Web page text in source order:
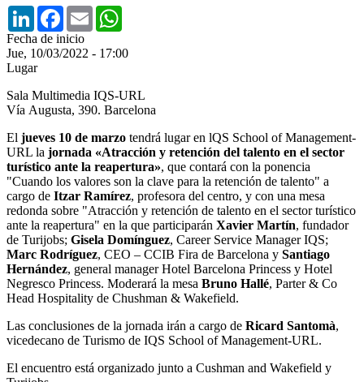
LinkedInFacebook
Email
Fecha de inicio
Jue, 10/03/2022 - 17:00
Lugar
Sala Multimedia IQS-URL
Vía Augusta, 390. Barcelona
El jueves 10 de marzo tendrá lugar en lQS School of Management-
URL la jornada «Atracción y retención del talento en el sector
turístico ante la reapertura», que contará con la ponencia
"Cuando los valores son la clave para la retención de talento" a
cargo de Itzar Ramírez, profesora del centro, y con una mesa
redonda sobre "Atracción y retención de talento en el sector turístico
ante la reapertura" en la que participarán Xavier Martín, fundador
de Turijobs; Gisela Domínguez, Career Service Manager IQS;
Marc Rodríguez, CEO – CCIB Fira de Barcelona y Santiago
Hernández, general manager Hotel Barcelona Princess y Hotel
Negresco Princess. Moderará la mesa Bruno Hallé, Parter & Co
Head Hospitality de Chushman & Wakefield.
Las conclusiones de la jornada irán a cargo de Ricard Santomà,
vicedecano de Turismo de IQS School of Management-URL.
El encuentro está organizado junto a Cushman and Wakefield y